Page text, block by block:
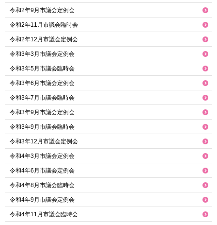
令和2年9月市議会定例会
令和2年11月市議会臨時会
令和2年12月市議会定例会
令和3年3月市議会定例会
令和3年5月市議会臨時会
令和3年6月市議会定例会
令和3年7月市議会臨時会
令和3年9月市議会定例会
令和3年9月市議会臨時会
令和3年12月市議会定例会
令和4年3月市議会定例会
令和4年6月市議会定例会
令和4年8月市議会臨時会
令和4年9月市議会定例会
令和4年11月市議会臨時会